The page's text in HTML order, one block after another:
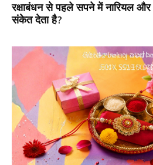
रक्षाबंधन से पहले सपने में नारियल और
संकेत देता है?